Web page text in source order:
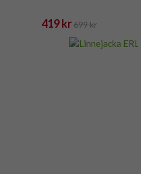
419 kr 699 kr